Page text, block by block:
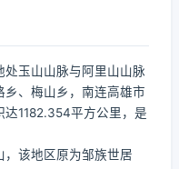
处玉山山脉与阿里山山脉
、梅山乡，南连高雄市
1182.354平方公里，是
该地区原为邹族世居